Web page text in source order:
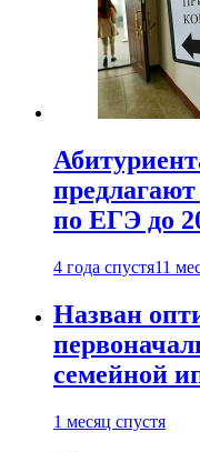
по ЕГЭ до
4 года спустя11
Назван
семейной
1 месяц спустя